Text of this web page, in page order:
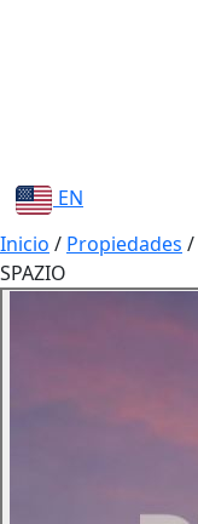
EN
Inicio / Propiedades /
SPAZIO